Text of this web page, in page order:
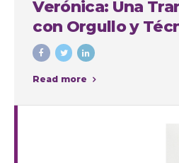
Verónica: Una
con Orgullo y
Read more